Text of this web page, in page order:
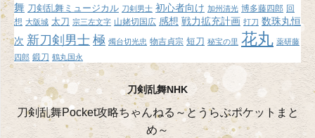
舞 刀剣乱舞ミュージカル 刀剣男士 初心者向け 加州清光 博多藤四郎 回
想 大阪城 太刀 宗三左文字 山姥切国広 感想 戦力拡充計画 打刀 数珠丸恒
次 新刀剣男士 極 燭台切光忠 物吉貞宗 短刀 秘宝の里 花丸 薬研藤
四郎 鍛刀 鶴丸国永
刀剣乱舞NHK
刀剣乱舞Pocket攻略ちゃんねる～とうらぶポケットまと
め～